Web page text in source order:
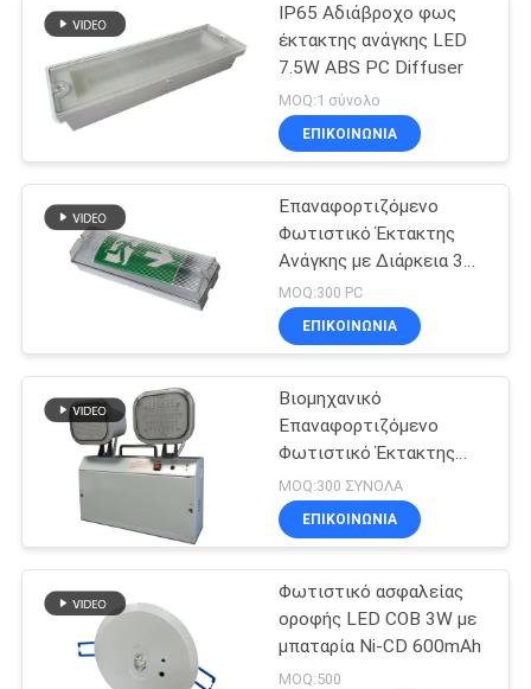
ΜΑΣ
ΕΛΆΤΕ
ΕΠΑΦΉ
ΜΕ
ΖΗΤΉΣΤΕ
ΈΝΑ
SITEMAP
ΠΟΛΙΤΙΚΉ
ΜΥΣΤΙΚΌΤΗΤΑΣ
Τοποθετημένο φως
έκτακτης ανάγκης
36
οδηγημένα φω'τα
έκτακτης ανάγκης
Φως ανώτατης
έκτακτης ανάγκης
46
IP65 Αδιάβροχο φως
έκτακτης ανάγκης LED
7.5W ABS PC Diffuser
MOQ:1 σύνολο
ΕΠΙΚΟΙΝΩΝΊΑ
Επαναφορτιζόμενο
Φωτιστικό Έκτακτης
Ανάγκης με Διάρκεια 3
Ωρών, Βαθμός
Προστασίας IP65
MOQ:300 PC
ΕΠΙΚΟΙΝΩΝΊΑ
Βιομηχανικό
Επαναφορτιζόμενο
Φωτιστικό Έκτακτης
Ανάγκης με Ατσάλινο
Κάλυμμα και Διαχύτη PC
MOQ:300 ΣΥΝΟΛΑ
ΕΠΙΚΟΙΝΩΝΊΑ
Φωτιστικό ασφαλείας
οροφής LED COB 3W με
μπαταρία Ni-CD 600mAh
MOQ:500